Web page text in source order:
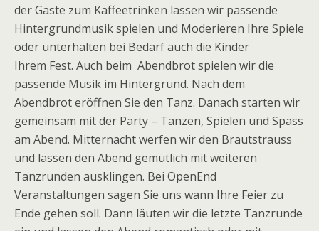
der Gäste zum Kaffeetrinken lassen wir passende
Hintergrundmusik spielen und Moderieren Ihre Spiele
oder unterhalten bei Bedarf auch die Kinder
Ihrem Fest. Auch beim Abendbrot spielen wir die
passende Musik im Hintergrund. Nach dem
Abendbrot eröffnen Sie den Tanz. Danach starten wir
gemeinsam mit der Party – Tanzen, Spielen und Spass
am Abend. Mitternacht werfen wir den Brautstrauss
und lassen den Abend gemütlich mit weiteren
Tanzrunden ausklingen. Bei OpenEnd
Veranstaltungen sagen Sie uns wann Ihre Feier zu
Ende gehen soll. Dann läuten wir die letzte Tanzrunde